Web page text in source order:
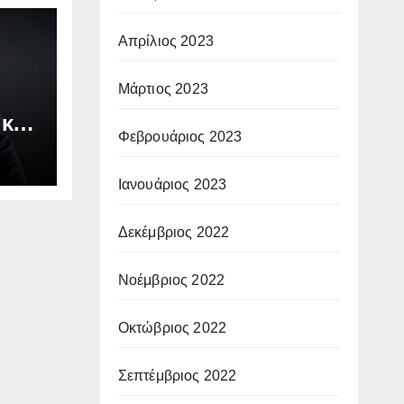
Απρίλιος 2023
Μάρτιος 2023
Φεβρουάριος 2023
Ιανουάριος 2023
Δεκέμβριος 2022
Νοέμβριος 2022
Οκτώβριος 2022
Σεπτέμβριος 2022